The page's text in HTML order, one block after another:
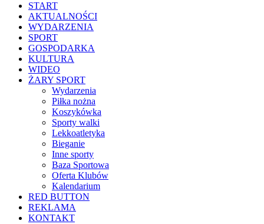
START
AKTUALNOŚCI
WYDARZENIA
SPORT
GOSPODARKA
KULTURA
WIDEO
ŻARY SPORT
Wydarzenia
Piłka nożna
Koszykówka
Sporty walki
Lekkoatletyka
Bieganie
Inne sporty
Baza Sportowa
Oferta Klubów
Kalendarium
RED BUTTON
REKLAMA
KONTAKT